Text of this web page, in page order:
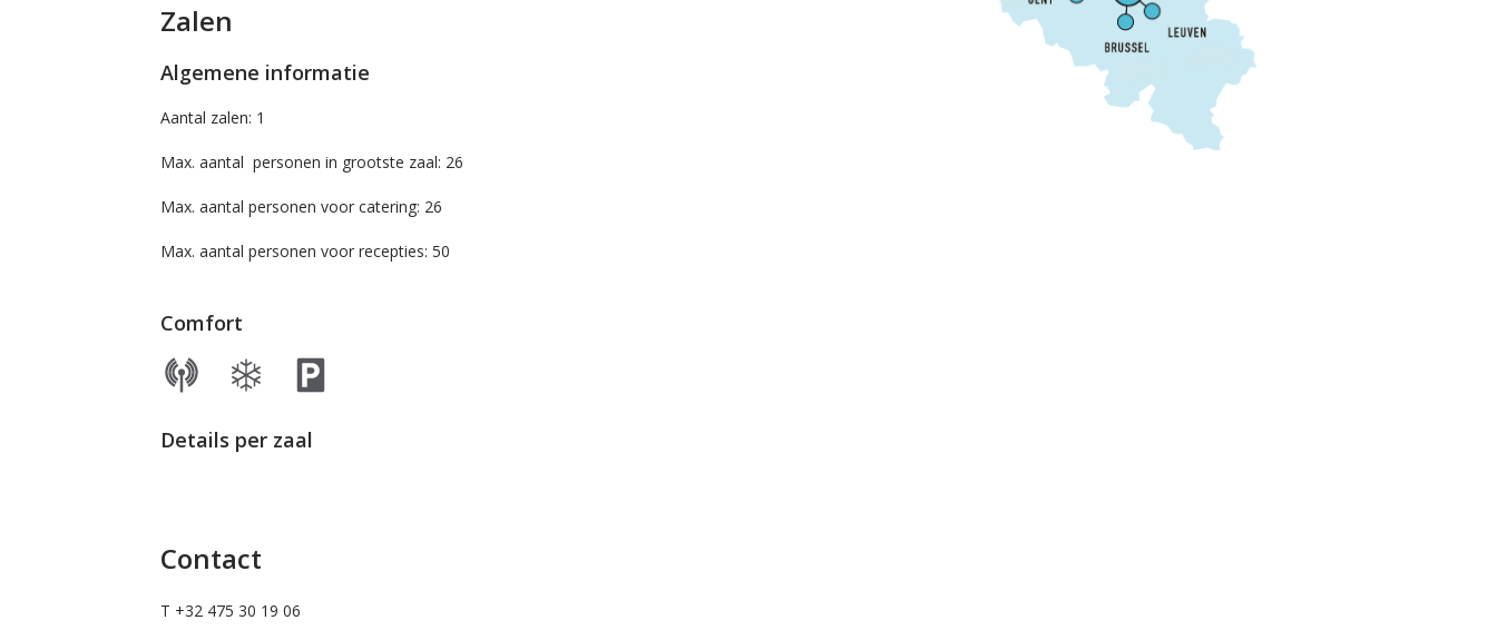
Zalen
Algemene informatie
Aantal zalen: 1
Max. aantal personen in grootste zaal: 26
Max. aantal personen voor catering: 26
Max. aantal personen voor recepties: 50
Comfort
Details per zaal
Contact
T +32 475 30 19 06